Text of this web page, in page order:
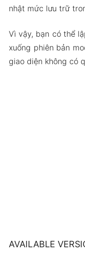
nhật mức lưu trữ
Vì vậy, bạn có thể
xuống phiên bản
giao diện không có
AVAILABLE